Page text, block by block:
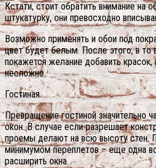
Кстати, стоит обратить внимание на
штукатурку, они превосходно
Возможно применять и обои под
цвет будет белым. После этого, в то
покажется желание добавить
несложно.
Гостиная
Превращение гостиной значительно
окон. В случае если разрешает
проемы делают на всю высоту стен.
минимумом переплетов – еще одна
расширить окна.